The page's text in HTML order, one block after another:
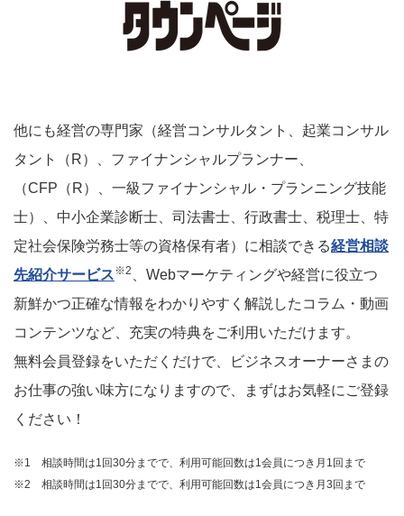
他にも経営の専門家（経営コンサルタント、起業コンサル
タント（R）、ファイナンシャルプランナー、
（CFP（R）、一級ファイナンシャル・プランニング技能
士）、中小企業診断士、司法書士、行政書士、税理士、特
定社会保険労務士等の資格保有者）に相談できる経営相談
先紹介サービス※2
、Webマーケティングや経営に役立つ
新鮮かつ正確な情報をわかりやすく解説したコラム・動画
コンテンツなど、充実の特典をご利用いただけます。
無料会員登録をいただくだけで、ビジネスオーナーさまの
お仕事の強い味方になりますので、まずはお気軽にご登録
ください！
※1 相談時間は1回30分までで、利用可能回数は1会員につき月1回まで
※2 相談時間は1回30分までで、利用可能回数は1会員につき月3回まで